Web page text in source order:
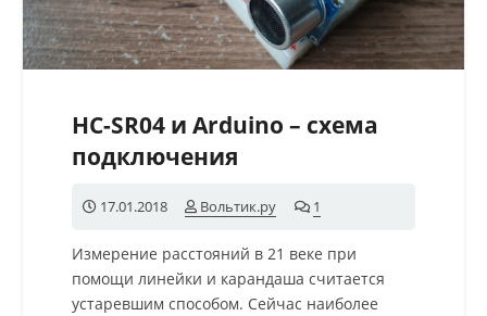
HC-SR04 и Arduino – схема
подключения
17.01.2018 Вольтик.ру 1
Измерение расстояний в 21 веке при
помощи линейки и карандаша считается
устаревшим способом. Сейчас наиболее